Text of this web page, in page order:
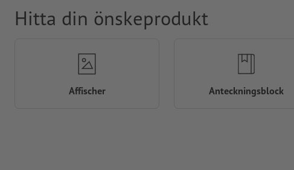
Hitta din önskeprodukt
Affischer Anteckningsblock